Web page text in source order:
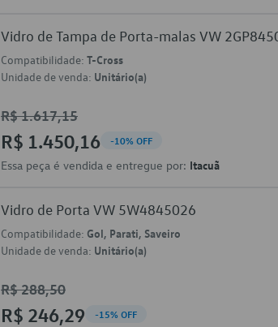
Vidro de Tampa de Porta-malas VW
Compatibilidade: T-Cross
Unidade de venda: Unitário(a)
R$ 1.617,15
R$ 1.450,16 -10% OFF
Essa peça é vendida e entregue por: Itacuã
Vidro de Porta VW 5W4845026
Compatibilidade: Gol, Parati, Saveiro
Unidade de venda: Unitário(a)
R$ 288,50
R$ 246,29 -15% OFF